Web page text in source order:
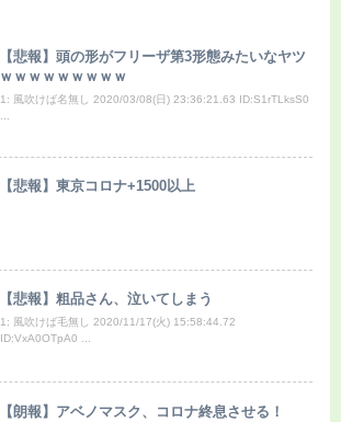
【悲報】頭の形がフリーザ第3形態みたいなヤツ
ｗｗｗｗｗｗｗｗｗ
1: 風吹けば名無し 2020/03/08(日) 23:36:21.63 ID:S1rTLksS0
...
【悲報】東京コロナ+1500以上
【悲報】粗品さん、泣いてしまう
1: 風吹けば毛無し 2020/11/17(火) 15:58:44.72
ID:VxA0OTpA0 ...
【朗報】アベノマスク、コロナ終息させる！